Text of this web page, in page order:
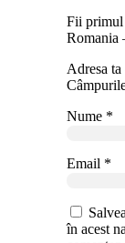
Fii primul
Romania
Adresa
Nume *
Email *
în acest